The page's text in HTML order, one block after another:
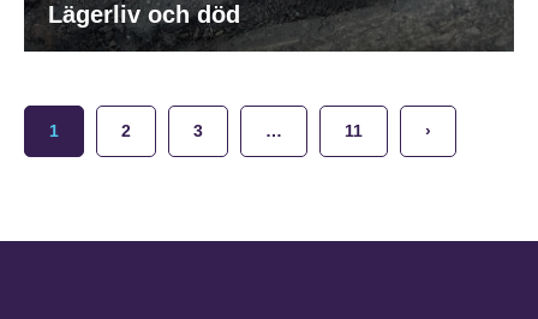
Lägerliv och död
1 2 3 … 11 ›